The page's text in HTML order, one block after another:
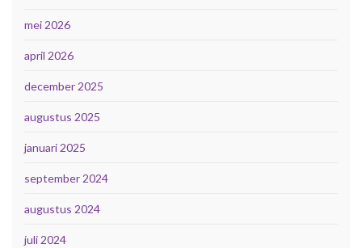
mei 2026
april 2026
december 2025
augustus 2025
januari 2025
september 2024
augustus 2024
juli 2024